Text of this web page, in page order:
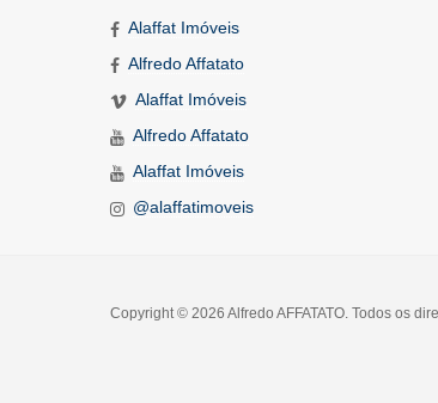
Alaffat Imóveis
Alfredo Affatato
Alaffat Imóveis
Alfredo Affatato
Alaffat Imóveis
@alaffatimoveis
Copyright © 2026 Alfredo AFFATATO. Todos os